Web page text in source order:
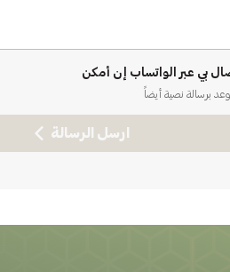
بي عبر الواتساب إن أمكن
برسالة نصية أيضاً
ارسل الرسالة